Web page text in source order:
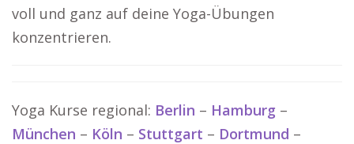
voll und ganz auf deine Yoga-Übungen
konzentrieren.
Yoga Kurse regional: Berlin – Hamburg –
München – Köln – Stuttgart – Dortmund –